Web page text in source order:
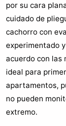
por su cara
cuidado de
cachorro con
experimentado
acuerdo con las
ideal para
apartamentos,
no pueden
extremo.